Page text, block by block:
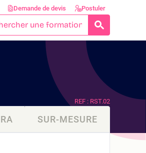
Demande de devis Postuler
REF : RST.02
SUR-MESURE